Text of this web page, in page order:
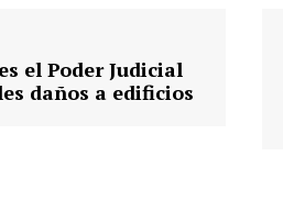
el Poder Judicial
daños a edificios